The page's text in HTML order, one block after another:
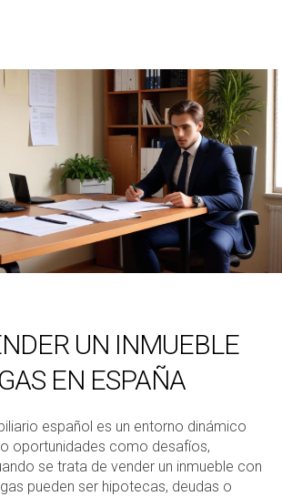
UN INMUEBLE
EN ESPAÑA
español es un entorno dinámico
oportunidades como desafíos,
se trata de vender un inmueble con
pueden ser hipotecas, deudas o